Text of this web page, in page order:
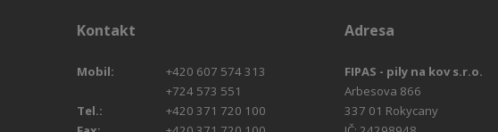
Kontakt
Mobil:
+420 607 574 313
+724 573 551
Tel.:
+420 371 720 100
Adresa
FIPAS - pily na kov s.r.o.
Arbesova 866
337 01 Rokycany